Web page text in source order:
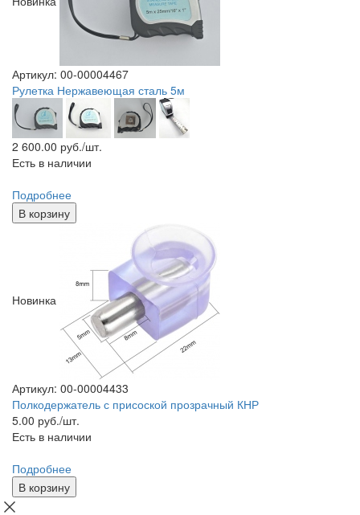
Артикул: 00-00004467
Рулетка Нержавеющая сталь 5м
2 600.00 руб./шт.
Есть в наличии
Подробнее
В корзину
Новинка
Артикул: 00-00004433
Полкодержатель с присоской прозрачный КНР
5.00 руб./шт.
Есть в наличии
Подробнее
В корзину